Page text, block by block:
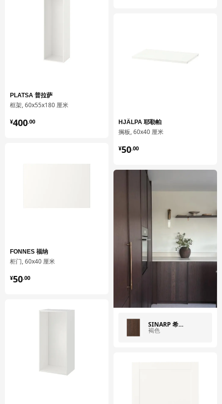
PLATSA 普拉萨
框架, 60x55x180 厘米
¥400.00
¥ 400.00
FONNES 福纳
柜门, 60x40 厘米
¥50.00
¥ 50.00
HJÄLPA 耶勒帕
搁板, 60x40 厘米
¥50.00
¥ 50.00
SINARP 希纳普
褐色